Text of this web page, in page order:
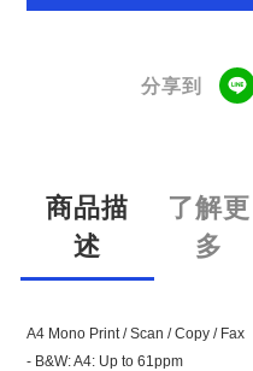
分享到
商品描
述
了解更
多
A4 Mono Print / Scan / Copy / Fax
- B&W: A4: Up to 61ppm